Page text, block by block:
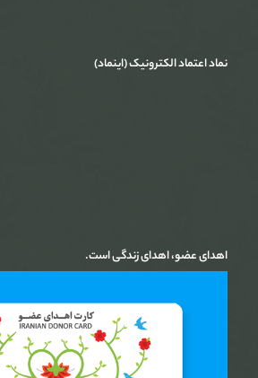
نماد اعتماد الکترونیک (اینماد)
اهدای عضو، اهدای زندگی است.